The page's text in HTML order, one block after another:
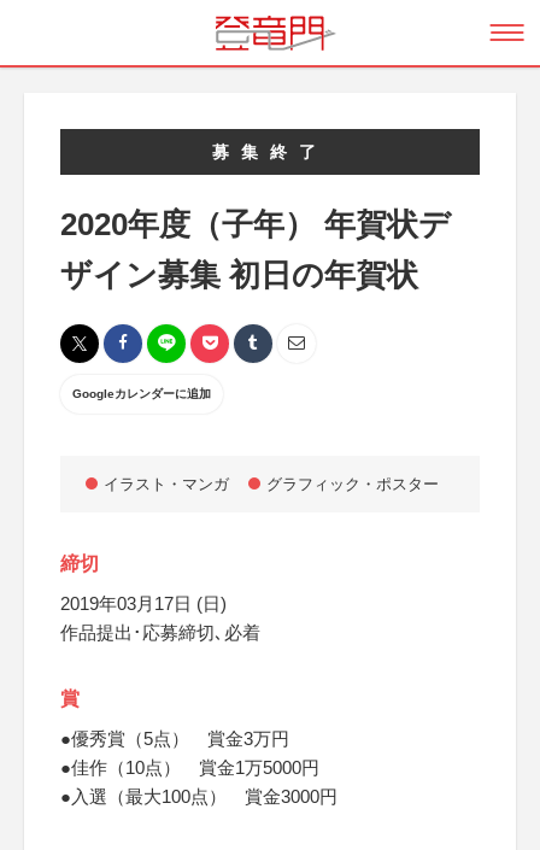
募集終了
2020年度（子年） 年賀状デ
ザイン募集 初日の年賀状
Googleカレンダーに追加
イラスト・マンガ グラフィック・ポスター
締切
2019年03月17日 (日)
作品提出･応募締切､必着
賞
●優秀賞（5点） 賞金3万円
●佳作（10点） 賞金1万5000円
●入選（最大100点） 賞金3000円